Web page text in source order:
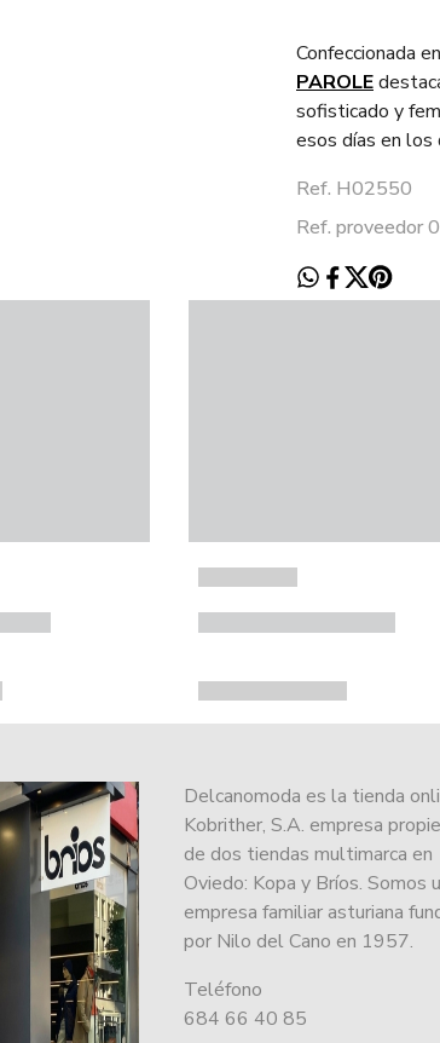
Confeccionada
PAROLE
sofisticado y
esos días en los
Ref. H02550
Ref. proveedor
Delcanomoda es la tienda
Kobrither, S.A. empresa
de dos tiendas multimarca en
Oviedo: Kopa y Bríos. Somos
empresa familiar asturiana
por Nilo del Cano en 1957.
Teléfono
684 66 40 85